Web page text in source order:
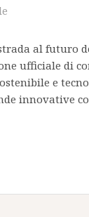
al futuro
ufficiale di
e
innovative